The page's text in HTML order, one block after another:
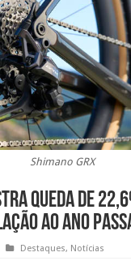
Shimano GRX
queda de
ao ano
Destaques, Notícias